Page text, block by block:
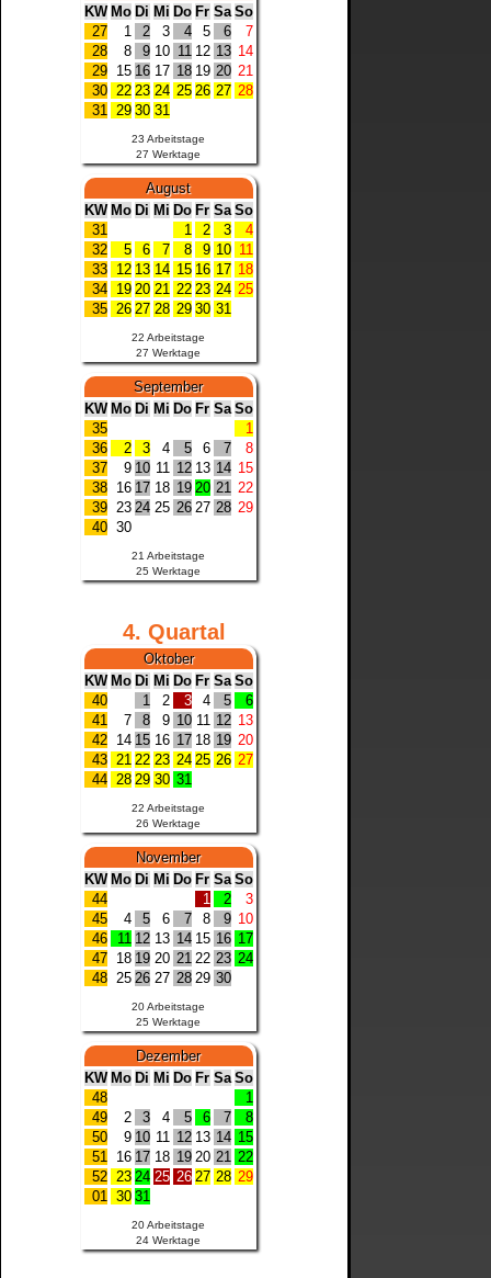
KW Mo Di Mi Do Fr Sa So
27
1 2 3 4 5 6
7
28
8 9 10 11 12 13 14
29
15 16 17 18 19 20 21
30 22 23 24 25 26 27 28
31 29 30 31
23 Arbeitstage
27 Werktage
August
KW Mo Di Mi Do Fr Sa So
31
1 2 3
4
32
5 6 7 8 9 10 11
33
12 13 14 15 16 17 18
34
19 20 21 22 23 24 25
35 26 27 28 29 30 31
22 Arbeitstage
27 Werktage
September
KW Mo Di Mi Do Fr Sa So
35
1
36
2 3 4 5 6 7
8
37
9 10 11 12 13 14 15
38
16 17 18 19 20 21 22
39 23 24 25 26 27 28 29
40 30
21 Arbeitstage
25 Werktage
4. Quartal
Oktober
KW Mo Di Mi Do Fr Sa So
40
1 2 3 4 5
6
41
7 8 9 10 11 12 13
42
14 15 16 17 18 19 20
43 21 22 23 24 25 26 27
44 28 29 30 31
22 Arbeitstage
26 Werktage
November
KW Mo Di Mi Do Fr Sa So
44
1 2
3
45
4 5 6 7 8 9 10
46
11 12 13 14 15 16 17
47
18 19 20 21 22 23 24
48 25 26 27 28 29 30
20 Arbeitstage
25 Werktage
Dezember
KW Mo Di Mi Do Fr Sa So
48
1
49
2 3 4 5 6 7
8
50
9 10 11 12 13 14 15
51
16 17 18 19 20 21 22
52 23 24 25 26 27 28 29
01 30 31
20 Arbeitstage
24 Werktage